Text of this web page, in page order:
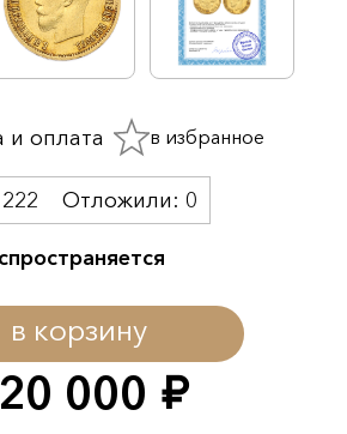
000 руб.
в корзину
222 Отложили: 0
и оплата в избранное